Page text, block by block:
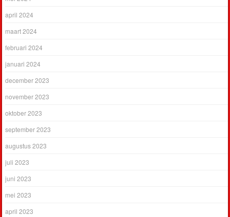
april 2024
maart 2024
februari 2024
januari 2024
december 2023
november 2023
oktober 2023
september 2023
augustus 2023
juli 2023
juni 2023
mei 2023
april 2023